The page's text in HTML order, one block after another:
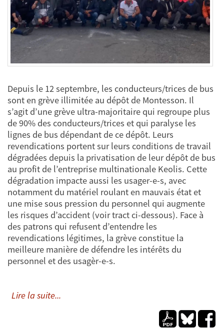
Depuis le 12 septembre, les conducteurs/trices de bus
sont en grève illimitée au dépôt de Montesson. Il
s’agit d’une grève ultra-majoritaire qui regroupe plus
de 90% des conducteurs/trices et qui paralyse les
lignes de bus dépendant de ce dépôt. Leurs
revendications portent sur leurs conditions de travail
dégradées depuis la privatisation de leur dépôt de bus
au profit de l’entreprise multinationale Keolis. Cette
dégradation impacte aussi les usager-e-s, avec
notamment du matériel roulant en mauvais état et
une mise sous pression du personnel qui augmente
les risques d’accident (voir tract ci-dessous). Face à
des patrons qui refusent d’entendre les
revendications légitimes, la grève constitue la
meilleure manière de défendre les intérêts du
personnel et des usagèr-e-s.
Lire la suite...